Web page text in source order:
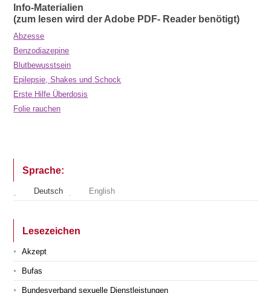
Info-Materialien
(zum lesen wird der Adobe PDF- Reader benötigt)
Abzesse
Benzodiazepine
Blutbewusstsein
Epilepsie, Shakes und Schock
Erste Hilfe Überdosis
Folie rauchen
Sprache:
Deutsch English
Lesezeichen
Akzept
Bufas
Bundesverband sexuelle Dienstleistungen